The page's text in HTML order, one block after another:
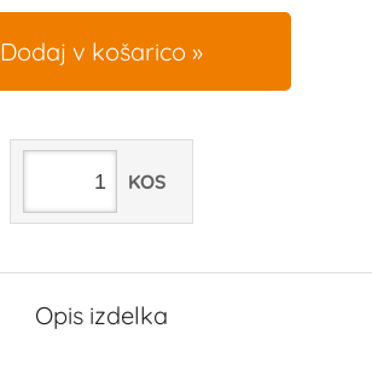
Dodaj v košarico
KOS
Opis izdelka